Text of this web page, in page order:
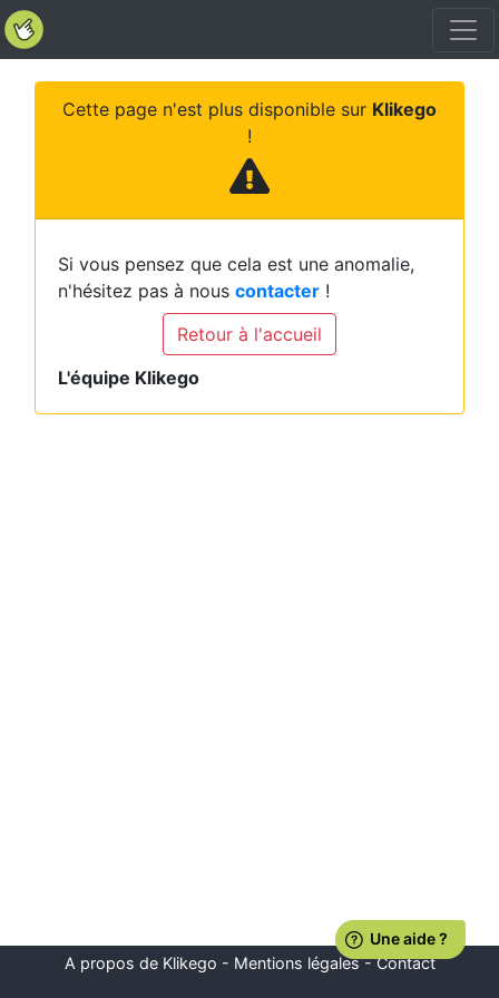
Cette page n'est plus disponible sur Klikego
!
Si vous pensez que cela est une anomalie,
n'hésitez pas à nous contacter !
Retour à l'accueil
L'équipe Klikego
A propos de Klikego - Mentions légales-Contact